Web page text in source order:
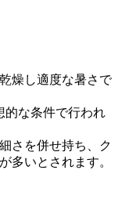
燥し適度な暑さで
的な条件で行われ
さを併せ持ち、ク
多いとされます。